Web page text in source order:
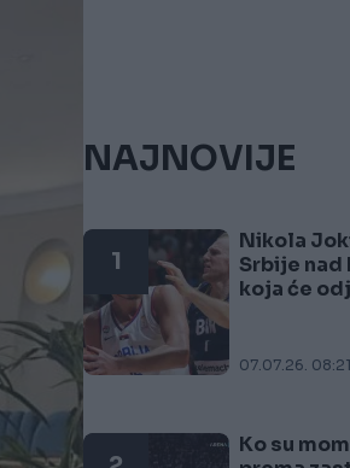
NAJNOVIJE
1
Nikola
Srbije nad
koja će
07.07.26. 08:21
Ko su